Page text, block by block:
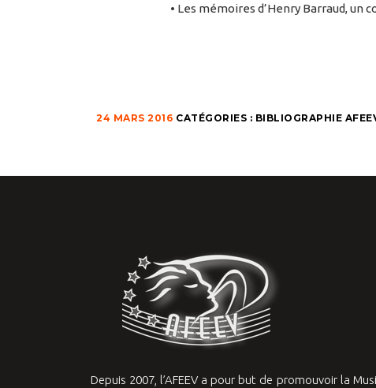
• Les mémoires d’Henry Barraud, un
24 MARS 2016 CATÉGORIES : BIBLIOGRAPHIE
Depuis 2007, l’AFEEV a pour but de promouvoir la